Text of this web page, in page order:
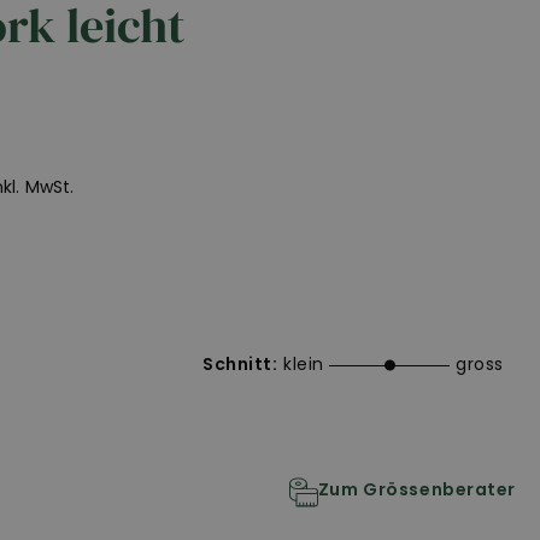
leicht
MwSt.
Schnitt: klein gross
Zum Grössenberater